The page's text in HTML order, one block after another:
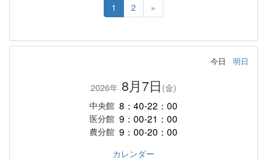
1 2 »
今日 明日
2026年 8月7日 (金)
中央館 8：40-22：00
医分館 9：00-21：00
農分館 9：00-20：00
カレンダー